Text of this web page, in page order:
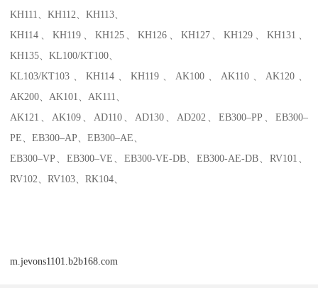
KH111、KH112、KH113、
KH114、KH119、KH125、KH126、KH127、KH129、KH131、
KH135、KL100/KT100、
KL103/KT103、KH114、KH119、AK100、AK110、AK120、
AK200、AK101、AK111、
AK121、AK109、AD110、AD130、AD202、EB300–PP、EB300–
PE、EB300–AP、EB300–AE、
EB300–VP、EB300–VE、EB300-VE-DB、EB300-AE-DB、RV101、
RV102、RV103、RK104、
m.jevons1101.b2b168.com